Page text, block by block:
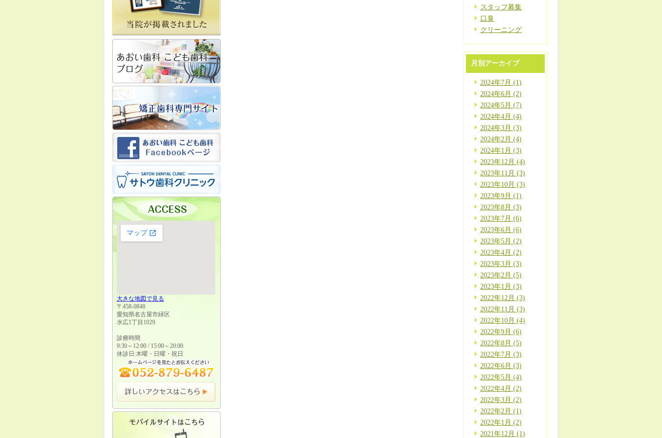
スタッフ募集
口臭
クリーニング
月別アーカイブ
2024年7月 (1)
2024年6月 (2)
2024年5月 (7)
2024年4月 (4)
2024年3月 (3)
2024年2月 (4)
2024年1月 (3)
2023年12月 (4)
2023年11月 (3)
2023年10月 (3)
2023年9月 (1)
2023年8月 (3)
2023年7月 (6)
2023年6月 (6)
2023年5月 (2)
2023年4月 (2)
2023年3月 (3)
2023年2月 (5)
2023年1月 (3)
2022年12月 (3)
2022年11月 (3)
2022年10月 (4)
2022年9月 (6)
2022年8月 (5)
2022年7月 (3)
2022年6月 (3)
2022年5月 (4)
2022年4月 (2)
2022年3月 (2)
2022年2月 (1)
2022年1月 (2)
2021年12月 (1)
大きな地図で見る
〒458-0848
愛知県名古屋市緑区
水広1丁目1029
診療時間
9:30～12:00 / 15:00～20:00
休診日:木曜・日曜・祝日